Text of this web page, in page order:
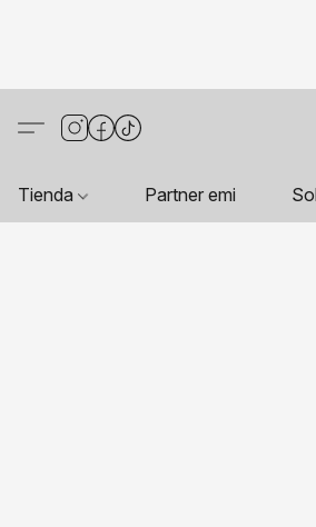
Tienda Partner emi